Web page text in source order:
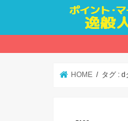
HOME タグ : d